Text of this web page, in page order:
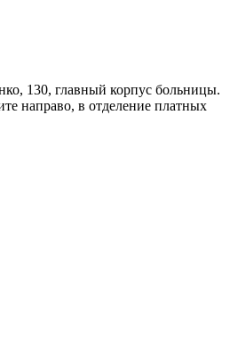
130, главный корпус больницы.
направо, в отделение платных